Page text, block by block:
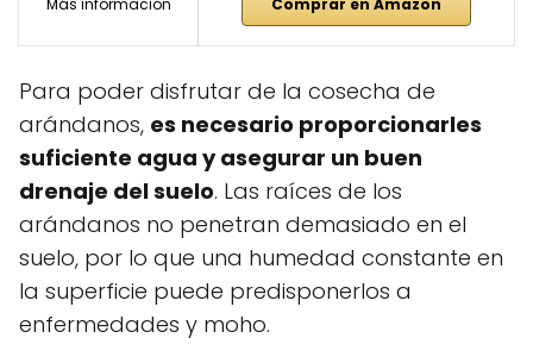
Para poder disfrutar de la cosecha de
arándanos, es necesario proporcionarles
suficiente agua y asegurar un buen
drenaje del suelo. Las raíces de los
arándanos no penetran demasiado en el
suelo, por lo que una humedad constante en
la superficie puede predisponerlos a
enfermedades y moho.